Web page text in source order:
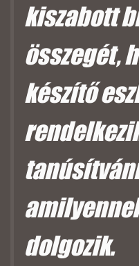
kiszabott
összegét,
készítő
dolgozik.